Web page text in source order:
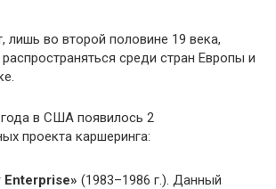
лишь во второй половине 19 века,
среди стран Европы и
в США появилось 2
проекта каршеринга:
Enterprise» (1983–1986 г.). Данный